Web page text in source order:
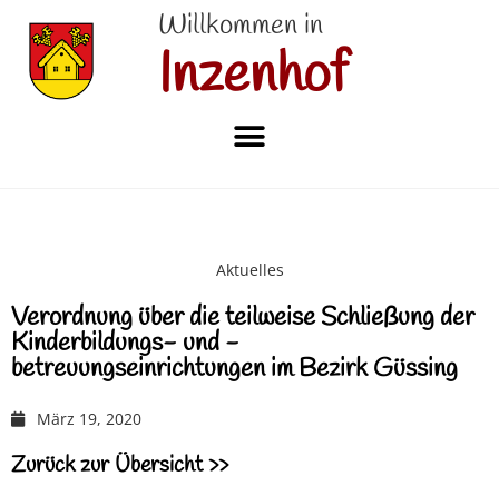
Willkommen in
Inzenhof
Aktuelles
Verordnung über die teilweise Schließung der
Kinderbildungs- und -
betreuungseinrichtungen im Bezirk Güssing
März 19, 2020
Zurück zur Übersicht >>